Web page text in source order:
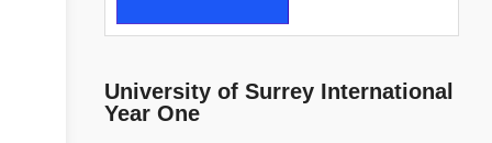
University of Surrey International
Year One